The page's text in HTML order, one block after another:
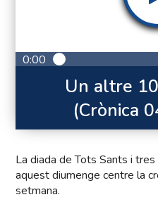
0:00
Un altre
(Crònica
La diada de Tots Sants i
aquest diumenge centre la
setmana.